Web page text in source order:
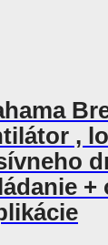
,
+